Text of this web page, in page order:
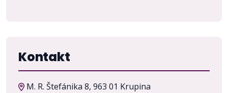
Kontakt
M. R. Štefánika 8, 963 01 Krupina